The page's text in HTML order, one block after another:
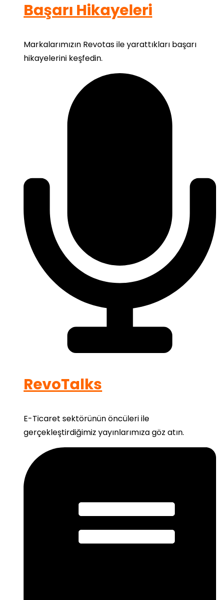
Başarı Hikayeleri
Markalarımızın Revotas ile yarattıkları başarı
hikayelerini keşfedin.
RevoTalks
E-Ticaret sektörünün öncüleri ile
gerçekleştirdiğimiz yayınlarımıza göz atın.